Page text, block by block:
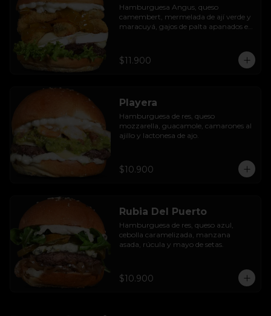
Hamburguesa Angus, queso
camembert, mermelada de ají verde y
maracuyá, gajos de palta apanados en
$11.900
Playera
Hamburguesa de res, queso
mozzarella, guacamole, camarones al
ajillo y lactonesa de ajo.
$10.900
Rubia Del Puerto
Hamburguesa de res, queso azul,
cebolla caramelizada, manzana
asada, rúcula y mayo de setas.
$10.900